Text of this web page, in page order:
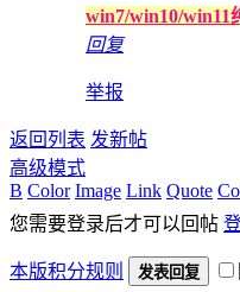
win7/win10/win11
回复
举报
返回列表 发新帖
高级模式
B Color Image Link Quote
您需要登录后才可以回帖
本版积分规则 发表回复